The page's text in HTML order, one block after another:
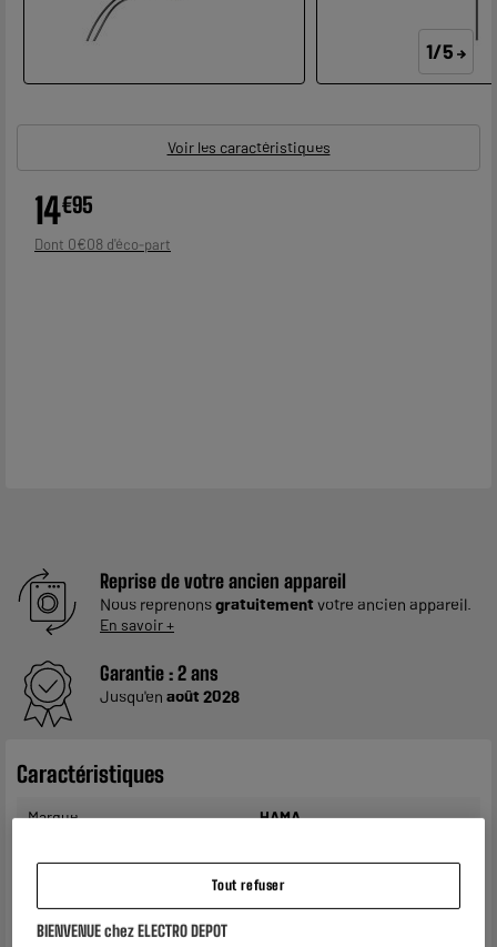
1/5
Voir les caractéristiques
14€95
Dont 0€08
Reprise de votre ancien appareil
Nous reprenonsgratuitement votre ancien appareil.
En savoir +
Garantie :2 ans
Jusqu'en août 2028
Caractéristiques
Marque HAMA
113
Réducteur de bruit
Tout refuser
BIENVENUE chez ELECTRO DEPOT